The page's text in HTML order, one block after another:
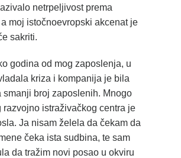
netrpeljivost prema
moj istočnoevropski akcenat je
sakriti.
godina od mog zaposlenja, u
kriza i kompanija je bila
smanji broj zaposlenih. Mnogo
razvojno istraživačkog centra je
Ja nisam želela da čekam da
čeka ista sudbina, te sam
da tražim novi posao u okviru